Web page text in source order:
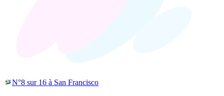
N°8 sur 16 à San Francisco